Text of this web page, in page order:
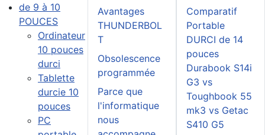
de 9 à 10
POUCES
Ordinateur
10 pouces
durci
Tablette
durcie 10
pouces
PC
Avantages
THUNDERBOL
T
Obsolescence
programmée
Parce que
l'informatique
nous
Comparatif
Portable
DURCI de 14
pouces
Durabook S14i
G3 vs
Toughbook 55
mk3 vs Getac
S410 G5